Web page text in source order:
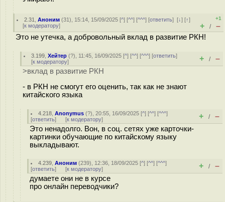
2.31 ,Аноним (31), 15:14, 15/09/2025 [^] [^^] [^^^] [ответить][↓] [↑]
[к модератору]
+1
+ / –
Это не утечка, а добровольный вклад в развитие РКН!
3.199 ,Хейтер (?), 11:45, 16/09/2025 [^] [^^] [^^^] [ответить]
[к модератору] + / –
>вклад в развитие РКН
- в РКН не смогут его оценить, так как не знают
китайского языка
4.218 ,Anonymus (?), 20:55, 16/09/2025 [^] [^^] [^^^]
[ответить] [к модератору] + / –
Это ненадолго. Вон, в соц. сетях уже карточки-
картинки обучающие по китайскому языку
выкладывают.
4.239 ,Аноним (239), 12:36, 18/09/2025 [^] [^^] [^^^]
[ответить] [к модератору] + / –
думаете они не в курсе
про онлайн переводчики?